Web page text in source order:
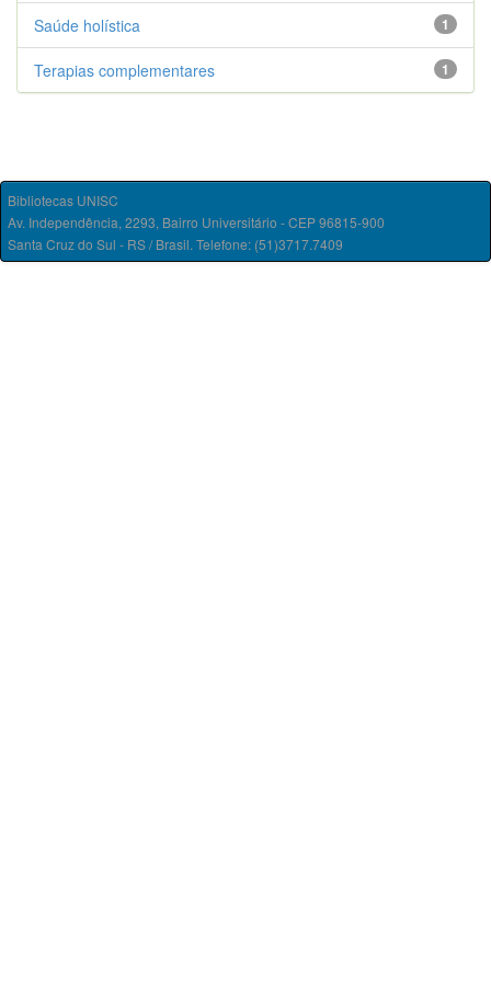
1
Saúde holística
1
Terapias complementares
Bibliotecas UNISC
Av. Independência, 2293, Bairro Universitário - CEP 96815-900
Santa Cruz do Sul - RS / Brasil. Telefone: (51)3717.7409